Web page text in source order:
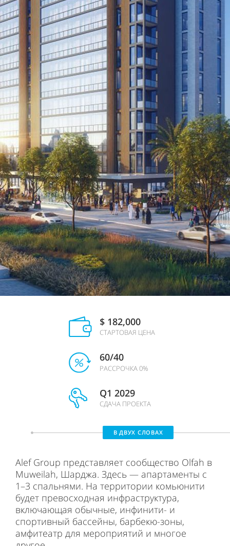
$ 182,000
СТАРТОВАЯ ЦЕНА
60/40
РАССРОЧКА 0%
Q1 2029
СДАЧА ПРОЕКТА
В ДВУХ СЛОВАХ
Alef Group представляет сообщество Olfah в
Muweilah, Шарджа. Здесь — апартаменты с
1–3 спальнями. На территории комьюнити
будет превосходная инфраструктура,
включающая обычные, инфинити- и
спортивный бассейны, барбекю-зоны,
амфитеатр для мероприятий и многое